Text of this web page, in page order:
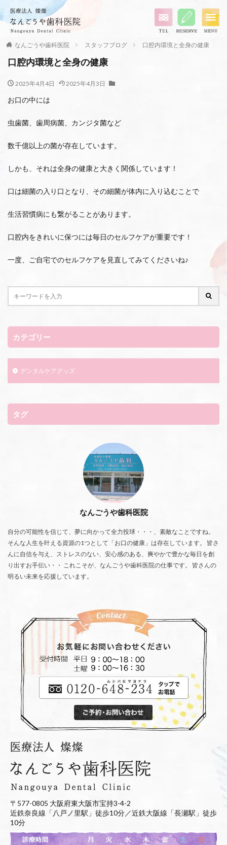
なんごうや歯科医院 スタッフブログ 口腔内環境と全身の健康
口腔内環境と全身の健康
2025年4月4日 2025年4月3日
お口の中には
虫歯菌、歯周病菌、カンジタ菌など
数千億以上の菌が存在しています。
しかも、それは全身の健康と大きく関係しています！
口は細菌の入り口となり、その細菌が体内に入り込むことで
生活習慣病にも繋がることがあります。
口腔内をきれいに保つには毎日のセルフケアが重要です！
一度、ご自宅でのセルフケアを見直してみてくださいね♪
カテゴリー
デンタルケアグッズ
タグ
なんごうや歯科医院
自分の可能性を信じて、夢に向かって全力投球・・・、素敵なことですね。
そんな人生を叶える資源の1つとして「お口の健康」は存在しています。 皆さ
んに自信を与え、ストレスのない、安心感のある、爽やかで豊かな毎日を創
り出すお手伝い・・ これこそが、なんごうや歯科医院の仕事です。 皆さんの
明るい未来を応援しています。
〒577-0805 大阪府東大阪市宝持3-4-2
近鉄奈良線「八戸ノ里駅」徒歩10分／近鉄大阪線「長瀬駅」徒歩
10分